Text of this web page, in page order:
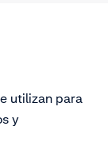
utilizan para
y